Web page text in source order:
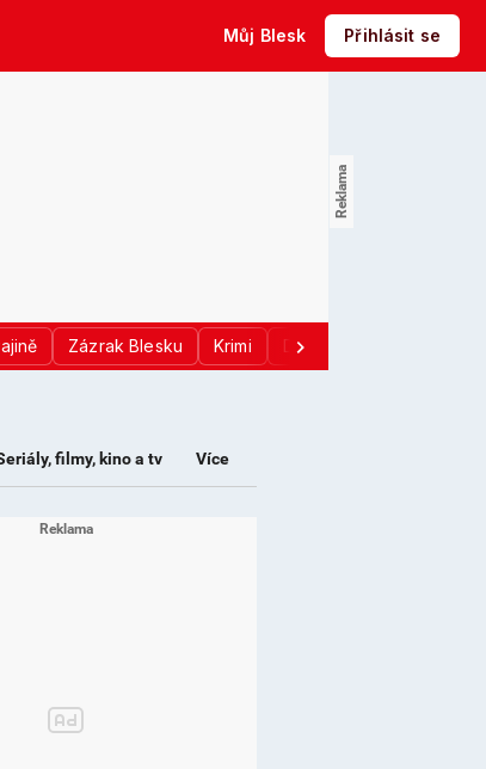
Můj Blesk Přihlásit se
Zázrak Blesku Krimi Donald Trump
filmy, kino a tv Více